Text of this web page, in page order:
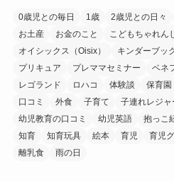
0歳児との毎日 1歳 2歳児との日々
お土産
お金のこと こどもちゃれん
オイシックス（Oisix）
キンダーブッ
プリキュア
プレママセミナー ベネ
レゴランド
ロハコ 体験談 保育園
口コミ
外食 子育て 子連れレジャ
幼児教育の口コミ
幼児英語 抱っこ
知育
知育玩具 絵本 育児 育児
離乳食
雨の日